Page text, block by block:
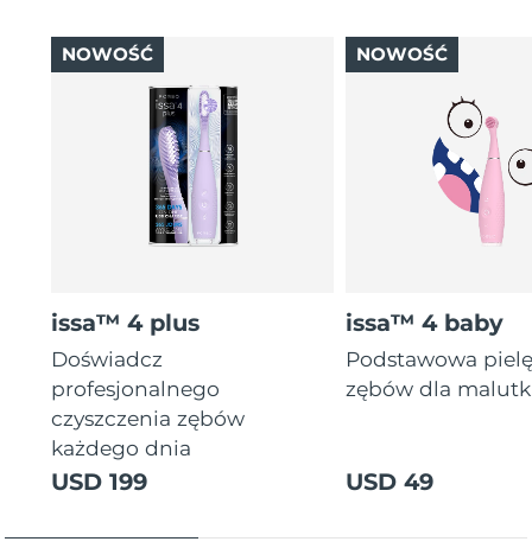
issa™ 4 plus
Doświadcz
profesjonalnego
czyszczenia zębów
każdego dnia
USD 199
NOWOŚĆ
issa™ 4 baby
Podstawowa
zębów dla
USD 49
NOWOŚĆ